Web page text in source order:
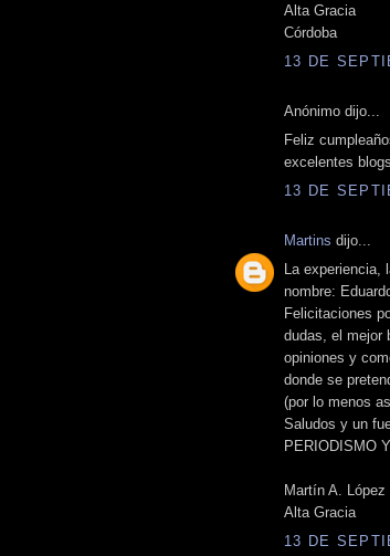
Alta Gracia
Córdoba
13 DE
Anónimo dijo...
Feliz
excelentes
13 DE
Martins dijo...
La experiencia,
nombre:
Felicitaciones
dudas, el mejor
opiniones y
donde se
(por lo menos
Saludos y un
PERIODISMO
Martín A. López
Alta Gracia
13 DE